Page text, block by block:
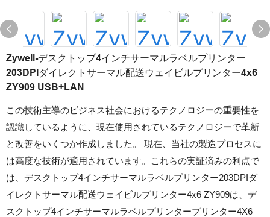
Zywell-デスクトップ4インチサーマルラベルプリンター
203DPIダイレクトサーマル配送ウェイビルプリンター4x6
ZY909 USB+LAN
この技術主導のビジネス社会におけるテクノロジーの重要性を
認識しているように、現在使用されているテクノロジーで革新
と改善をいくつか作成しました。 現在、当社の製造プロセスに
は高度な技術が適用されています。これらの実証済みの利点で
は、デスクトップ4インチサーマルラベルプリンター203DPIダ
イレクトサーマル配送ウェイビルプリンター4x6 ZY909は、デ
スクトップ4インチサーマルラベルプリンタープリンター4X6